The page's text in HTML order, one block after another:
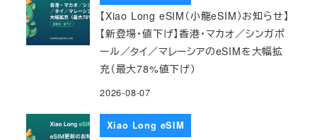
【Xiao Long eSIM（小龍eSIM）お知らせ】
【新登場・値下げ】香港・マカオ／シンガポ
ール／タイ／マレーシアのeSIMを大幅拡
充（最大78%値下げ）
2026-08-07
Xiao Long eSIM